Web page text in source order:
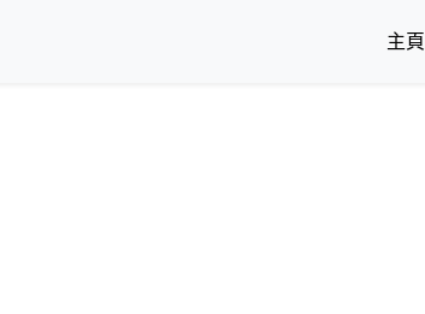
主頁